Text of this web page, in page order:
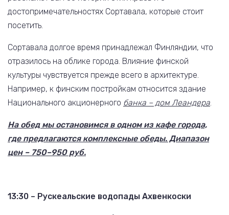
достопримечательностях Сортавала, которые стоит
посетить.
Сортавала долгое время принадлежал Финляндии, что
отразилось на облике города. Влияние финской
культуры чувствуется прежде всего в архитектуре.
Например, к финским постройкам относится здание
Национального акционерного банка – дом Леандера.
На обед мы остановимся в одном из кафе города,
где предлагаются комплексные обеды. Диапазон
цен – 750–950 руб.
13:30 – Рускеальские водопады Ахвенкоски